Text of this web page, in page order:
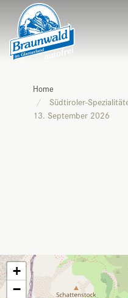
Home
Südtiroler-
13. September 2026
+
−